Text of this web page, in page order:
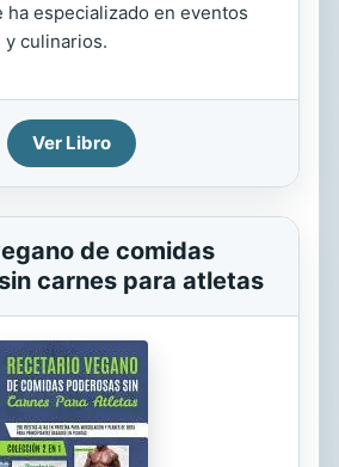
ha especializado en eventos
culinarios.
Ver Libro
de comidas
carnes para atletas